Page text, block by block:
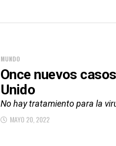
MUNDO
Once nuevos
Unido
No hay tratamiento para la
MAYO 20, 2022